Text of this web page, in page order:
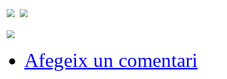
Afegeix un comentari